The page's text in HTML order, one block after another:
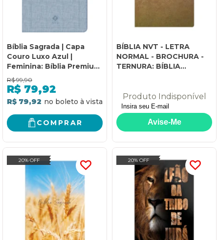
Bíblia Sagrada | Capa
Couro Luxo Azul |
Feminina: Bíblia Premium
| Nova Versão
Transformadora
R$ 99,90
R$ 79,92
R$ 79,92
COMPRAR
BÍBLIA NVT - LETRA
NORMAL - BROCHURA -
TERNURA: BÍBLIA
Produto Indisponível
20% OFF 20% OFF